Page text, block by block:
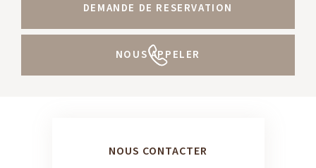
DEMANDE DE RESERVATION
NOUS APPELER
NOUS CONTACTER